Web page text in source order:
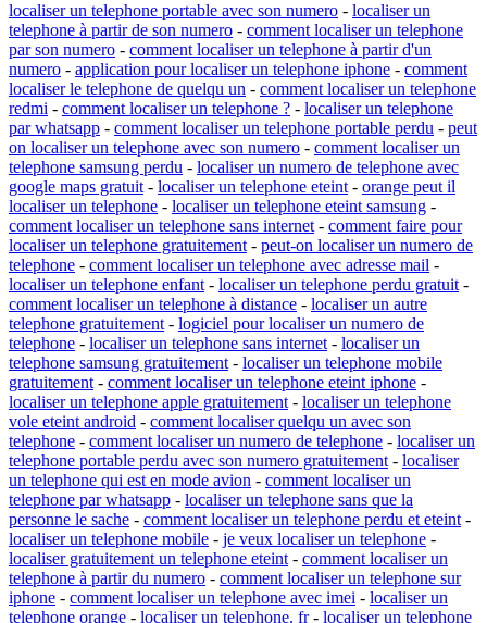
localiser un telephone portable avec son numero - localiser un
telephone à partir de son numero - comment localiser un telephone
par son numero - comment localiser un telephone à partir d'un
numero - application pour localiser un telephone iphone - comment
localiser le telephone de quelqu un - comment localiser un telephone
redmi - comment localiser un telephone ? - localiser un telephone
par whatsapp - comment localiser un telephone portable perdu - peut
on localiser un telephone avec son numero - comment localiser un
telephone samsung perdu - localiser un numero de telephone avec
google maps gratuit - localiser un telephone eteint - orange peut il
localiser un telephone - localiser un telephone eteint samsung -
comment localiser un telephone sans internet - comment faire pour
localiser un telephone gratuitement - peut-on localiser un numero de
telephone - comment localiser un telephone avec adresse mail -
localiser un telephone enfant - localiser un telephone perdu gratuit -
comment localiser un telephone à distance - localiser un autre
telephone gratuitement - logiciel pour localiser un numero de
telephone - localiser un telephone sans internet - localiser un
telephone samsung gratuitement - localiser un telephone mobile
gratuitement - comment localiser un telephone eteint iphone -
localiser un telephone apple gratuitement - localiser un telephone
vole eteint android - comment localiser quelqu un avec son
telephone - comment localiser un numero de telephone - localiser un
telephone portable perdu avec son numero gratuitement - localiser
un telephone qui est en mode avion - comment localiser un
telephone par whatsapp - localiser un telephone sans que la
personne le sache - comment localiser un telephone perdu et eteint -
localiser un telephone mobile - je veux localiser un telephone -
localiser gratuitement un telephone eteint - comment localiser un
telephone à partir du numero - comment localiser un telephone sur
iphone - comment localiser un telephone avec imei - localiser un
telephone orange - localiser un telephone. fr- localiser un telephone